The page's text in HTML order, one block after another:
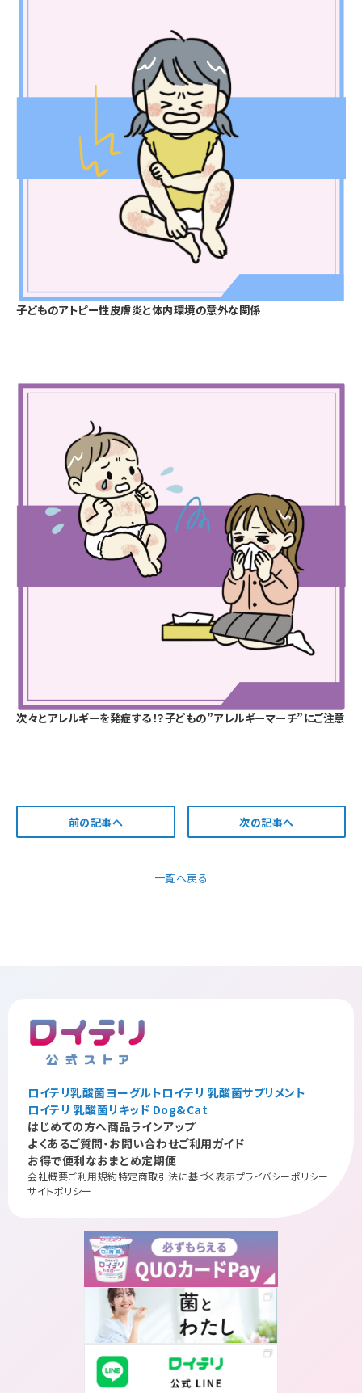
子どものアトピー性皮膚炎と体内環境の意外な関係
次々とアレルギーを発症する！？子どもの”アレルギーマーチ”にご注意
前の記事へ
一覧へ戻る
次の記事へ
ロイテリ乳酸菌ヨーグルトロイテリ 乳酸菌サプリメント
ロイテリ 乳酸菌リキッド Dog&Cat
はじめての方へ商品ラインアップ
よくあるご質問・お問い合わせご利用ガイド
お得で便利なおまとめ定期便
会社概要ご利用規約特定商取引法に基づく表示プライバシーポリシー
サイトポリシー